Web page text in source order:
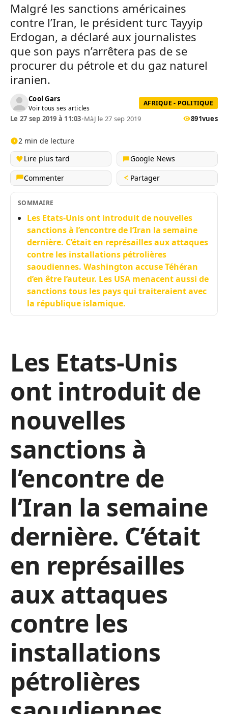
Malgré les sanctions américaines
contre l’Iran, le président turc Tayyip
Erdogan, a déclaré aux journalistes
que son pays n’arrêtera pas de se
procurer du pétrole et du gaz naturel
iranien.
Cool Gars
Voir tous ses articles
AFRIQUE - POLITIQUE
Le 27 sep 2019 à 11:03•MàJ le 27 sep 2019 891vues
2 min de lecture
Lire plus tard
Google News
Commenter
Partager
SOMMAIRE
Les Etats-Unis ont introduit de nouvelles
sanctions à l’encontre de l’Iran la semaine
dernière. C’était en représailles aux attaques
contre les installations pétrolières
saoudiennes. Washington accuse Téhéran
d’en être l’auteur. Les USA menacent aussi de
sanctions tous les pays qui traiteraient avec
la république islamique.
Les Etats-Unis
ont introduit de
nouvelles
sanctions à
l’encontre de
l’Iran la semaine
dernière. C’était
en représailles
aux attaques
contre les
installations
pétrolières